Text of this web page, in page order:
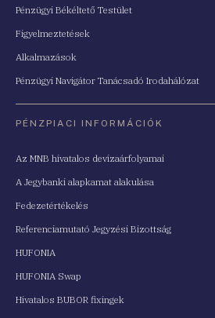
Pénzügyi Békéltető Testület
Figyelmeztetések
Alkalmazások
Pénzügyi Navigátor Tanácsadó Irodahálózat
PÉNZPIACI INFORMÁCIÓK
Az MNB hivatalos devizaárfolyamai
A Jegybanki alapkamat alakulása
Fedezetértékelés
Referenciamutató Jegyzési Bizottság
HUFONIA
HUFONIA Swap
Hivatalos BUBOR fixingek